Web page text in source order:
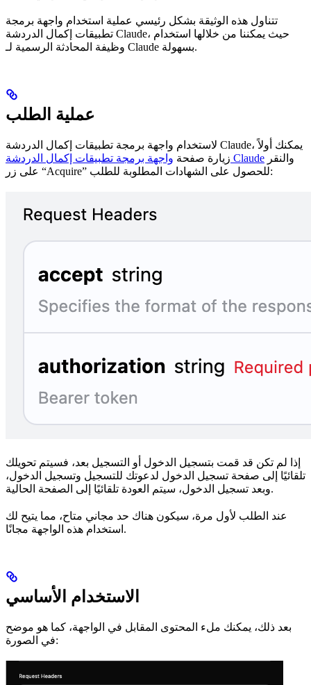
تتناول هذه الوثيقة بشكل رئيسي عملية استخدام واجهة برمجة
تطبيقات إكمال الدردشة Claude، حيث يمكننا من خلالها استخدام
وظيفة المحادثة الرسمية لـ Claude بسهولة.
عملية الطلب
لاستخدام واجهة برمجة تطبيقات إكمال الدردشة Claude، يمكنك أولاً
زيارة صفحة واجهة برمجة تطبيقات إكمال الدردشة Claude
على زر “Acquire” للحصول على الشهادات المطلوبة للطلب:
إذا لم تكن قد قمت بتسجيل الدخول أو التسجيل بعد، فسيتم تحويلك
تلقائيًا إلى صفحة تسجيل الدخول لدعوتك للتسجيل وتسجيل الدخول،
وبعد تسجيل الدخول، سيتم العودة تلقائيًا إلى الصفحة الحالية.
عند الطلب لأول مرة، سيكون هناك حد مجاني متاح، مما يتيح لك
استخدام هذه الواجهة مجانًا.
الاستخدام الأساسي
بعد ذلك، يمكنك ملء المحتوى المقابل في الواجهة، كما هو موضح
في الصورة: